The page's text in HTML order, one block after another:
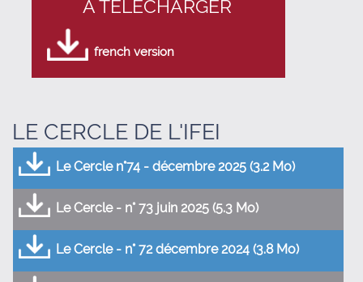
A TELECHARGER
french version
LE CERCLE DE L'IFEI
Le Cercle n°74 - décembre 2025 (3.2 Mo)
Le Cercle - n° 73 juin 2025 (5.3 Mo)
Le Cercle - n° 72 décembre 2024 (3.8 Mo)